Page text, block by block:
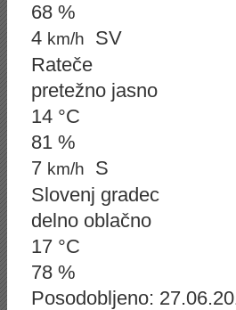
68 %
4 km/h
SV
Rateče
pretežno jasno
14 °C
81 %
7 km/h
S
Slovenj gradec
delno oblačno
17 °C
78 %
Posodobljeno: